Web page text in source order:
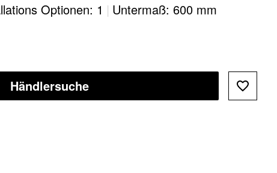
Optionen: 1 | Untermaß: 600 mm
Händlersuche